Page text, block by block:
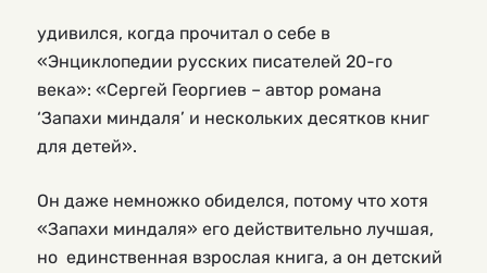
удивился, когда прочитал о себе в
«Энциклопедии русских писателей 20-го
века»: «Сергей Георгиев – автор романа
‘Запахи миндаля’ и нескольких десятков книг
для детей».
Он даже немножко обиделся, потому что хотя
«Запахи миндаля» его действительно лучшая,
но единственная взрослая книга, а он детский